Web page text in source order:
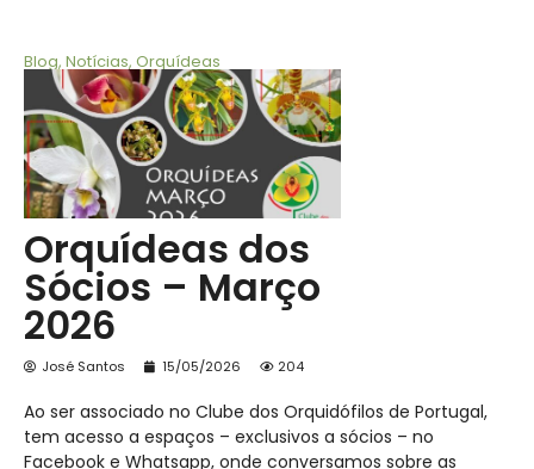
Blog, Notícias, Orquídeas
Orquídeas dos
Sócios – Março
2026
José Santos 15/05/2026 204
Ao ser associado no Clube dos Orquidófilos de Portugal,
tem acesso a espaços – exclusivos a sócios – no
Facebook e Whatsapp, onde conversamos sobre as